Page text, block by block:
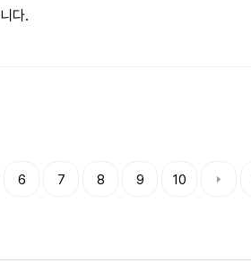
다.
6 7 8 9 10